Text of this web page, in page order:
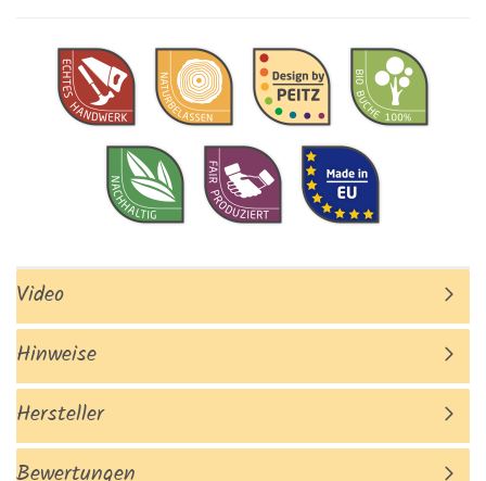
Video
Hinweise
Hersteller